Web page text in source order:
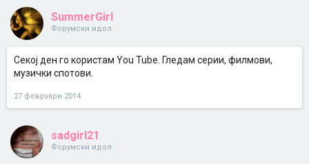
SummerGirl
Форумски идол
Секој ден го користам You Tube. Гледам серии, филмови,
музички спотови.
27 февруари 2014
sadgirl21
Форумски идол